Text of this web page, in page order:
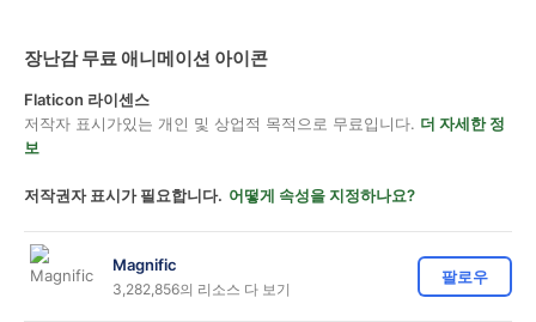
장난감 무료 애니메이션 아이콘
Flaticon 라이센스
저작자 표시가있는 개인 및 상업적 목적으로 무료입니다. 더 자세한 정
보
저작권자 표시가 필요합니다. 어떻게 속성을 지정하나요?
Magnific
3,282,856의 리소스 다 보기
팔로우